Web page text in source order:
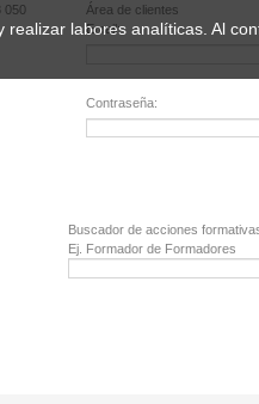
050
Área de clientes
Email:
Contraseña:
Buscador de acciones
Ej. Formador de Formadores
labores analíticas. Al